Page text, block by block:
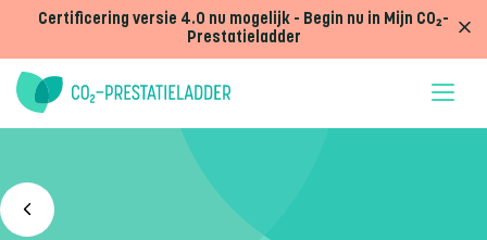
Certificering versie 4.0 nu mogelijk - Begin nu in Mijn CO₂-
Prestatieladder